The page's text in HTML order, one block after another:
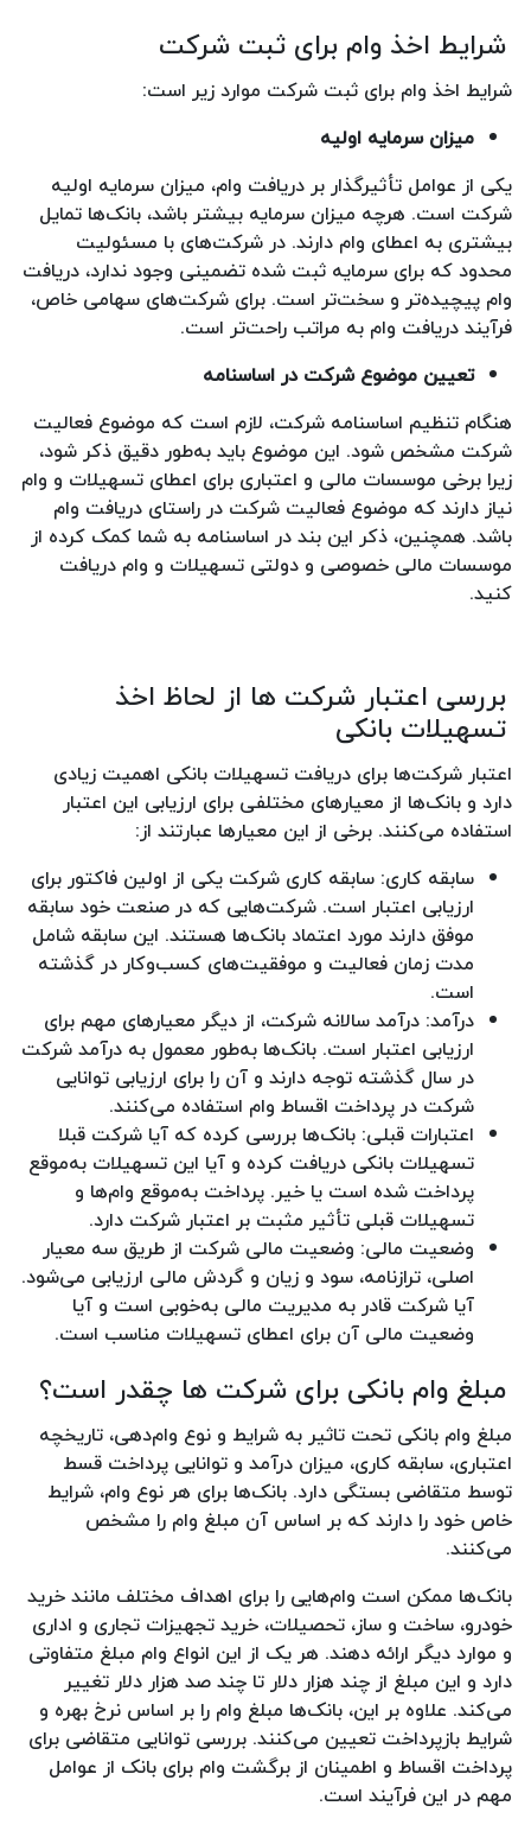
شرایط اخذ وام برای ثبت شرکت
شرایط اخذ وام برای ثبت شرکت موارد زیر است:
میزان سرمایه اولیه
یکی از عوامل تأثیرگذار بر دریافت وام، میزان سرمایه اولیه
شرکت است. هرچه میزان سرمایه بیشتر باشد، بانک‌ها تمایل
بیشتری به اعطای وام دارند. در شرکت‌های با مسئولیت
محدود که برای سرمایه ثبت شده تضمینی وجود ندارد، دریافت
وام پیچیده‌تر و سخت‌تر است. برای شرکت‌های سهامی خاص،
فرآیند دریافت وام به مراتب راحت‌تر است.
تعیین موضوع شرکت در اساسنامه
هنگام تنظیم اساسنامه شرکت، لازم است که موضوع فعالیت
شرکت مشخص شود. این موضوع باید به‌طور دقیق ذکر شود،
زیرا برخی موسسات مالی و اعتباری برای اعطای تسهیلات و وام
نیاز دارند که موضوع فعالیت شرکت در راستای دریافت وام
باشد. همچنین، ذکر این بند در اساسنامه به شما کمک کرده از
موسسات مالی خصوصی و دولتی تسهیلات و وام دریافت
کنید.
بررسی اعتبار شرکت ها از لحاظ اخذ
تسهیلات بانکی
اعتبار شرکت‌ها برای دریافت تسهیلات بانکی اهمیت زیادی
دارد و بانک‌ها از معیارهای مختلفی برای ارزیابی این اعتبار
استفاده می‌کنند. برخی از این معیارها عبارتند از:
سابقه کاری: سابقه کاری شرکت یکی از اولین فاکتور برای
ارزیابی اعتبار است. شرکت‌هایی که در صنعت خود سابقه
موفق دارند مورد اعتماد بانک‌ها هستند. این سابقه شامل
مدت زمان فعالیت و موفقیت‌های کسب‌وکار در گذشته
است.
درآمد: درآمد سالانه شرکت، از دیگر معیارهای مهم برای
ارزیابی اعتبار است. بانک‌ها به‌طور معمول به درآمد شرکت
در سال گذشته توجه دارند و آن را برای ارزیابی توانایی
شرکت در پرداخت اقساط وام استفاده می‌کنند.
اعتبارات قبلی: بانک‌ها بررسی کرده که آیا شرکت قبلا
تسهیلات بانکی دریافت کرده و آیا این تسهیلات به‌موقع
پرداخت شده است یا خیر. پرداخت به‌موقع وام‌ها و
تسهیلات قبلی تأثیر مثبت بر اعتبار شرکت دارد.
وضعیت مالی: وضعیت مالی شرکت از طریق سه معیار
اصلی، ترازنامه، سود و زیان و گردش مالی ارزیابی می‌شود.
آیا شرکت قادر به مدیریت مالی به‌خوبی است و آیا
وضعیت مالی آن برای اعطای تسهیلات مناسب است.
مبلغ وام بانکی برای شرکت ها چقدر است؟
مبلغ وام بانکی تحت تاثیر به شرایط و نوع وام‌دهی، تاریخچه
اعتباری، سابقه کاری، میزان درآمد و توانایی پرداخت قسط
توسط متقاضی بستگی دارد. بانک‌ها برای هر نوع وام، شرایط
خاص خود را دارند که بر اساس آن مبلغ وام را مشخص
می‌کنند.
بانک‌ها ممکن است وام‌هایی را برای اهداف مختلف مانند خرید
خودرو، ساخت و ساز، تحصیلات، خرید تجهیزات تجاری و اداری
و موارد دیگر ارائه دهند. هر یک از این انواع وام مبلغ متفاوتی
دارد و این مبلغ از چند هزار دلار تا چند صد هزار دلار تغییر
می‌کند. علاوه بر این، بانک‌ها مبلغ وام را بر اساس نرخ بهره و
شرایط بازپرداخت تعیین می‌کنند. بررسی توانایی متقاضی برای
پرداخت اقساط و اطمینان از برگشت وام برای بانک از عوامل
مهم در این فرآیند است.